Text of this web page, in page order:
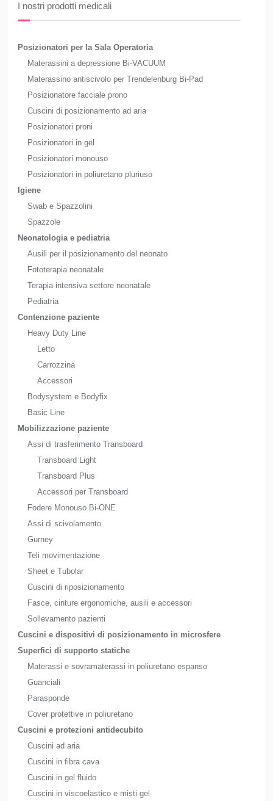
I nostri prodotti medicali
Posizionatori per la Sala Operatoria
Materassini a depressione Bi-VACUUM
Materassino antiscivolo per Trendelenburg Bi-Pad
Posizionatore facciale prono
Cuscini di posizionamento ad aria
Posizionatori proni
Posizionatori in gel
Posizionatori monouso
Posizionatori in poliuretano pluriuso
Igiene
Swab e Spazzolini
Spazzole
Neonatologia e pediatria
Ausili per il posizionamento del neonato
Fototerapia neonatale
Terapia intensiva settore neonatale
Pediatria
Contenzione paziente
Heavy Duty Line
Letto
Carrozzina
Accessori
Bodysystem e Bodyfix
Basic Line
Mobilizzazione paziente
Assi di trasferimento Transboard
Transboard Light
Transboard Plus
Accessori per Transboard
Fodere Monouso Bi-ONE
Assi di scivolamento
Gurney
Teli movimentazione
Sheet e Tubolar
Cuscini di riposizionamento
Fasce, cinture ergonomiche, ausili e accessori
Sollevamento pazienti
Cuscini e dispositivi di posizionamento in microsfere
Superfici di supporto statiche
Materassi e sovramaterassi in poliuretano espanso
Guanciali
Parasponde
Cover protettive in poliuretano
Cuscini e protezioni antidecubito
Cuscini ad aria
Cuscini in fibra cava
Cuscini in gel fluido
Cuscini in viscoelastico e misti gel